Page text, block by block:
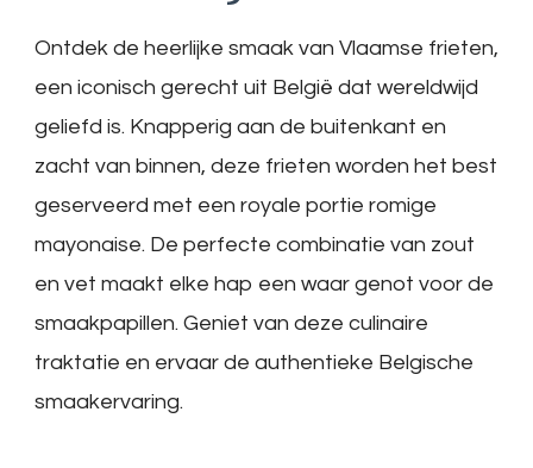
Ontdek de heerlijke smaak van Vlaamse frieten,
een iconisch gerecht uit België dat wereldwijd
geliefd is. Knapperig aan de buitenkant en
zacht van binnen, deze frieten worden het best
geserveerd met een royale portie romige
mayonaise. De perfecte combinatie van zout
en vet maakt elke hap een waar genot voor de
smaakpapillen. Geniet van deze culinaire
traktatie en ervaar de authentieke Belgische
smaakervaring.